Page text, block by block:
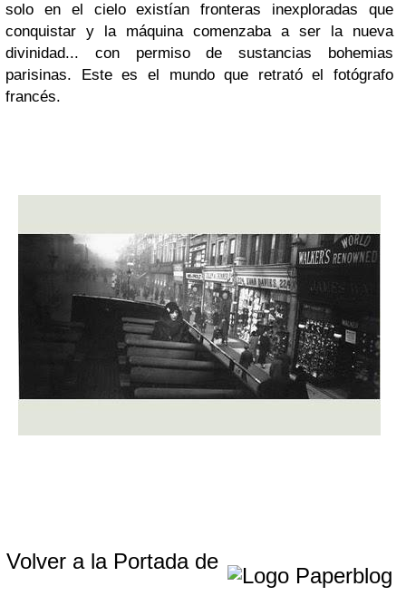
solo en el cielo existían fronteras inexploradas que
conquistar y la máquina comenzaba a ser la nueva
divinidad... con permiso de sustancias bohemias
parisinas. Este es el mundo que retrató el fotógrafo
francés.
Volver a la Portada de